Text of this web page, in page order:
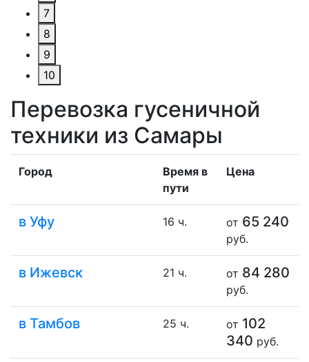
7
8
9
10
Перевозка гусеничной
техники из Самары
Город
Время в
пути
Цена
в Уфу 16 ч. от 65 240
руб.
в Ижевск 21 ч. от 84 280
руб.
в Тамбов 25 ч. от 102
340 руб.